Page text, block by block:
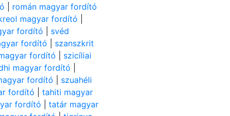
román magyar fordító
magyar fordító
fordító
svéd
fordító
szanszkrit
fordító
szicíliai
magyar fordító
fordító
szuahéli
fordító |tahiti magyar
fordító |tatár magyar